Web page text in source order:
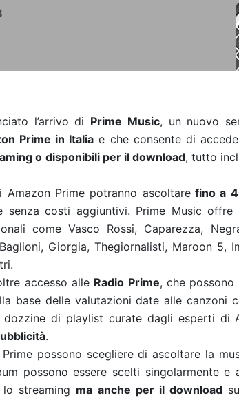
l’arrivo di Prime Music, un nuovo
Prime in Italia e che consente di
o disponibili per il download, tutto
Amazon Prime potranno ascoltarefino a
senza costi aggiuntivi. Prime Music
come Vasco Rossi, Caparezza,
Giorgia, Thegiornalisti, Maroon 5,
accesso alle Radio Prime, che possono
base delle valutazioni date alle canzoni
di playlist curate dagli esperti di
.
possono scegliere di ascoltare la
possono essere scelti singolarmente
streaming ma anche per il download